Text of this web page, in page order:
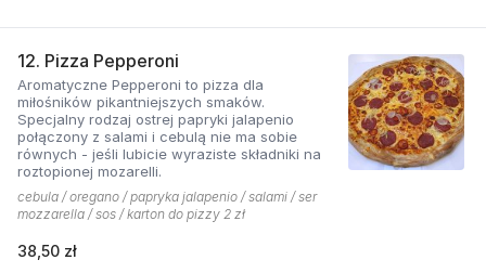
12. Pizza Pepperoni
Aromatyczne Pepperoni to pizza dla
miłośników pikantniejszych smaków.
Specjalny rodzaj ostrej papryki jalapenio
połączony z salami i cebulą nie ma sobie
równych - jeśli lubicie wyraziste składniki na
roztopionej mozarelli.
cebula / oregano / papryka jalapenio / salami / ser
mozzarella / sos / karton do pizzy 2 zł
38,50 zł